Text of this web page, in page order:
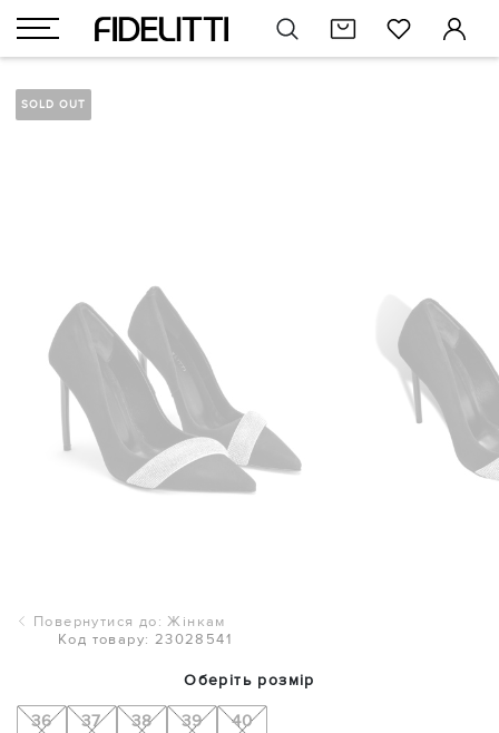
SOLD OUT
Повернутися до: Жінкам
Код товару: 23028541
Оберіть розмір
36 37 38 39 40